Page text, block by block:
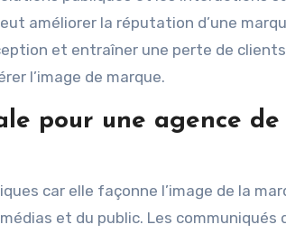
améliorer la réputation d’une
et entraîner une perte de
l’image de marque.
pour une agence de
car elle façonne l’image de la
et du public. Les communiqués